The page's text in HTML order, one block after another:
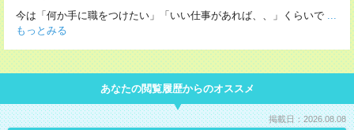
今は「何か手に職をつけたい」「いい仕事があれば、、」くらいで ...
もっとみる
あなたの閲覧履歴からのオススメ
掲載日：2026.08.08